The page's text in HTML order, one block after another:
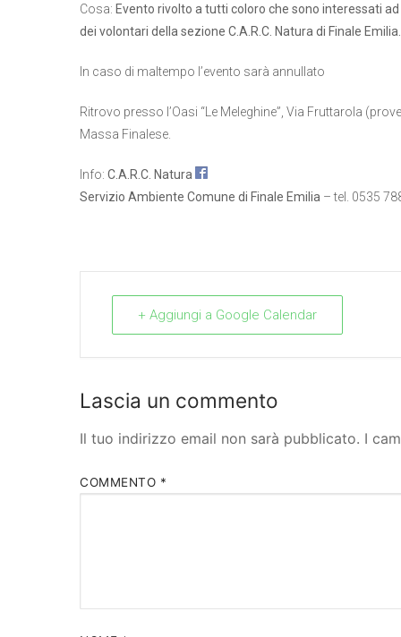
Cosa: Evento rivolto a tutti coloro che sono interessati
dei volontari della sezione C.A.R.C. Natura di Finale Emilia.
In caso di maltempo l’evento sarà annullato
Ritrovo presso l’Oasi “Le Meleghine”, Via Fruttarola
Massa Finalese.
Info: C.A.R.C. Natura
Servizio Ambiente Comune di Finale Emilia – tel. 0535
+ Aggiungi a Google Calendar
Lascia un commento
Il tuo indirizzo email non sarà pubblicato. I
COMMENTO *